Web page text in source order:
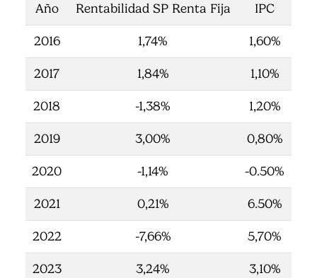
Año Rentabilidad SP Renta Fija IPC
2016 1,74% 1,60%
2017 1,84% 1,10%
2018 -1,38% 1,20%
2019 3,00% 0,80%
2020 -1,14% -0.50%
2021 0,21% 6.50%
2022 -7,66% 5,70%
2023 3,24% 3,10%